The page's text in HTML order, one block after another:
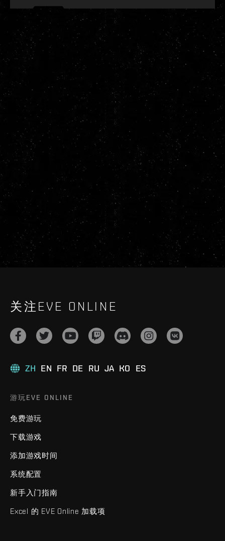
关注EVE ONLINE
ZH EN FR DE RU JA KO ES
游玩EVE ONLINE
免费游玩
下载游戏
添加游戏时间
系统配置
新手入门指南
Excel 的 EVE Online 加载项